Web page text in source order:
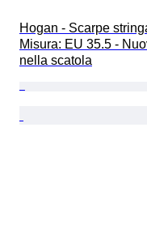
Hogan - Scarpe
Misura: EU 35.5 -
nella scatola